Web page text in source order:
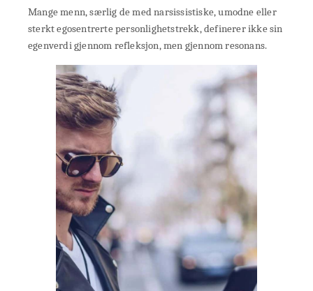
Mange menn, særlig de med narsissistiske, umodne eller
sterkt egosentrerte personlighetstrekk, definerer ikke sin
egenverdi gjennom refleksjon, men gjennom resonans.